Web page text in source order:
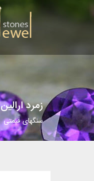
زمرد ارالین
سنگهای قیمتی